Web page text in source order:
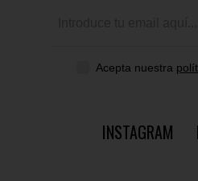
Acepta nuestra
INSTAGRAM